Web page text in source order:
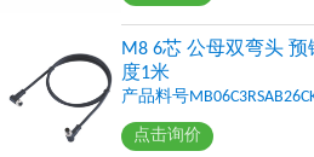
M8 6芯 公母双弯头 预
度1米
产品料号
点击询价